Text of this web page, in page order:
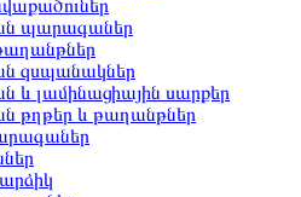
պարագաներ
զսպանակներ
լամինացիային սարքեր
թղթեր և թաղանթներ